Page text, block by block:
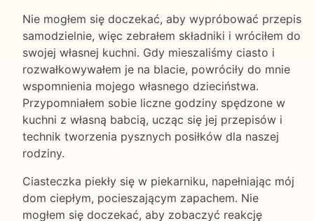
Nie mogłem się doczekać, aby wypróbować przepis
samodzielnie, więc zebrałem składniki i wróciłem do
swojej własnej kuchni. Gdy mieszaliśmy ciasto i
rozwałkowywałem je na blacie, powróciły do mnie
wspomnienia mojego własnego dzieciństwa.
Przypomniałem sobie liczne godziny spędzone w
kuchni z własną babcią, ucząc się jej przepisów i
technik tworzenia pysznych posiłków dla naszej
rodziny.
Ciasteczka piekły się w piekarniku, napełniając mój
dom ciepłym, pocieszającym zapachem. Nie
mogłem się doczekać, aby zobaczyć reakcję